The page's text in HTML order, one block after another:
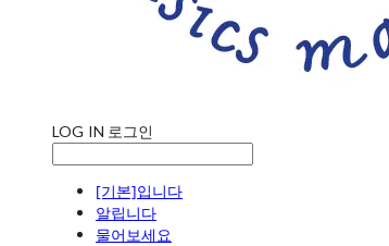
LOG IN 로그인
[기본]입니다
알립니다
물어보세요